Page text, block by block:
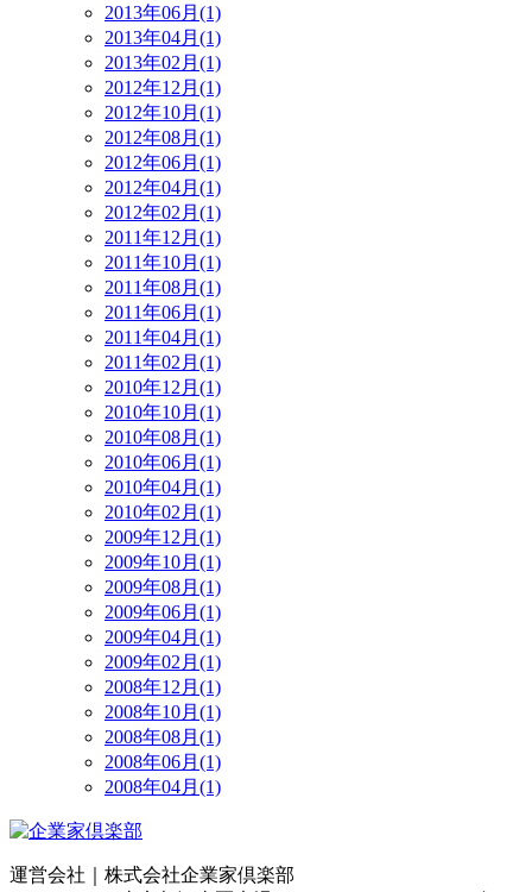
2013年06月(1)
2013年04月(1)
2013年02月(1)
2012年12月(1)
2012年10月(1)
2012年08月(1)
2012年06月(1)
2012年04月(1)
2012年02月(1)
2011年12月(1)
2011年10月(1)
2011年08月(1)
2011年06月(1)
2011年04月(1)
2011年02月(1)
2010年12月(1)
2010年10月(1)
2010年08月(1)
2010年06月(1)
2010年04月(1)
2010年02月(1)
2009年12月(1)
2009年10月(1)
2009年08月(1)
2009年06月(1)
2009年04月(1)
2009年02月(1)
2008年12月(1)
2008年10月(1)
2008年08月(1)
2008年06月(1)
2008年04月(1)
運営会社｜ 株式会社企業家倶楽部